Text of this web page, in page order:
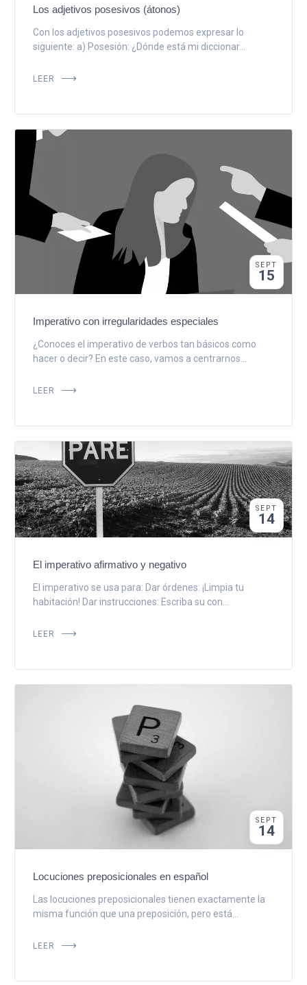
Los adjetivos posesivos (átonos)
Con los adjetivos posesivos podemos expresar lo
siguiente: a) Posesión: ¿Dónde está mi diccionar...
LEER
SEPT
15
Imperativo con irregularidades especiales
¿Conoces el imperativo de verbos tan básicos como
hacer o decir? En este caso, vamos a centrarnos...
LEER
SEPT
14
El imperativo afirmativo y negativo
El imperativo se usa para: Dar órdenes: ¡Limpia tu
habitación! Dar instrucciones: Escriba su con...
LEER
SEPT
14
Locuciones preposicionales en español
Las locuciones preposicionales tienen exactamente la
misma función que una preposición, pero está...
LEER